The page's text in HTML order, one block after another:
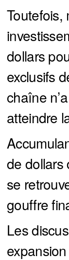
Toutefois,
dollars
exclusifs
chaîne
atteindre
de dollars
se
gouffre
Les